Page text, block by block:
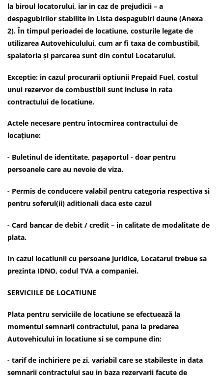
la biroul locatorului, iar in caz de prejudicii – a
despagubirilor stabilite in Lista despagubiri daune (Anexa
2). În timpul perioadei de locatiune, costurile legate de
utilizarea Autovehiculului, cum ar fi taxa de combustibil,
spalatoria și parcarea sunt din contul Locatarului.
Exceptie: in cazul procurarii optiunii Prepaid Fuel, costul
unui rezervor de combustibil sunt incluse in rata
contractului de locatiune.
Actele necesare pentru întocmirea contractului de
locațiune:
- Buletinul de identitate, pașaportul - doar pentru
persoanele care au nevoie de viza.
- Permis de conducere valabil pentru categoria respectiva si
pentru soferul(ii) aditionali daca este cazul
- Card bancar de debit / credit – in calitate de modalitate de
plata.
In cazul locatiunii cu persoane juridice, Locatarul trebue sa
prezinta IDNO, codul TVA a companiei.
SERVICIILE DE LOCATIUNE
Plata pentru serviciile de locatiune se efectuează la
momentul semnarii contractului, pana la predarea
Autovehicului in locatiune si se compune din:
- tarif de inchiriere pe zi, variabil care se stabileste in data
semnarii contractului sau in baza rezervarii facute de